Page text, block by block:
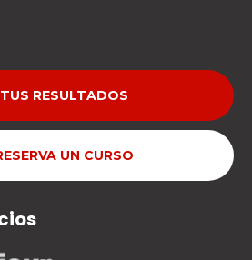
TUS RESULTADOS
UN CURSO